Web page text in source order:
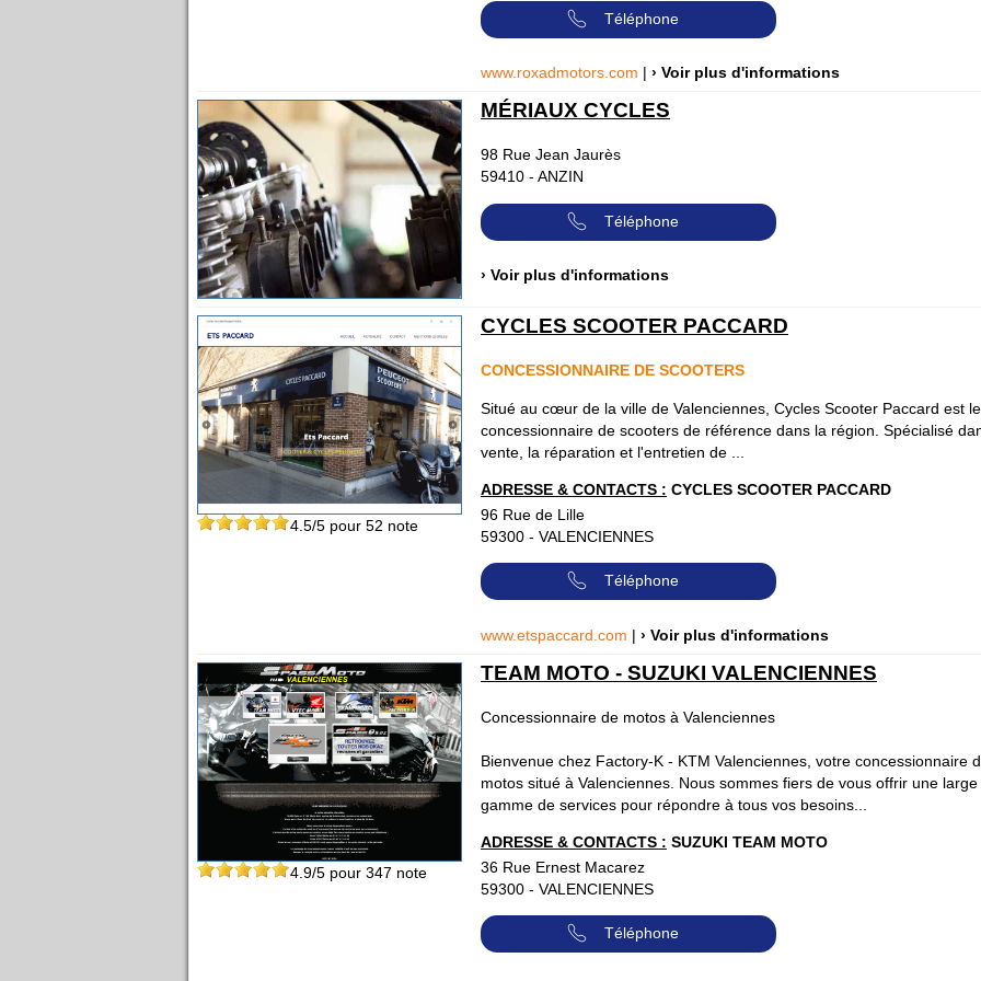
Téléphone
www.roxadmotors.com | › Voir plus d'informations
MÉRIAUX CYCLES
98 Rue Jean Jaurès
59410 - ANZIN
Téléphone
› Voir plus d'informations
4.5/5 pour 52 note
CYCLES SCOOTER PACCARD
CONCESSIONNAIRE DE SCOOTERS
Situé au cœur de la ville de Valenciennes, Cycles Scooter Paccard est le
concessionnaire de scooters de référence dans la région. Spécialisé
vente, la réparation et l'entretien de ...
ADRESSE & CONTACTS : CYCLES SCOOTER PACCARD
96 Rue de Lille
59300 - VALENCIENNES
Téléphone
www.etspaccard.com | › Voir plus d'informations
4.9/5 pour 347 note
TEAM MOTO - SUZUKI VALENCIENNES
Concessionnaire de motos à Valenciennes
Bienvenue chez Factory-K - KTM Valenciennes, votre concessionnaire
motos situé à Valenciennes. Nous sommes fiers de vous offrir une large
gamme de services pour répondre à tous vos besoins...
ADRESSE & CONTACTS : SUZUKI TEAM MOTO
36 Rue Ernest Macarez
59300 - VALENCIENNES
Téléphone